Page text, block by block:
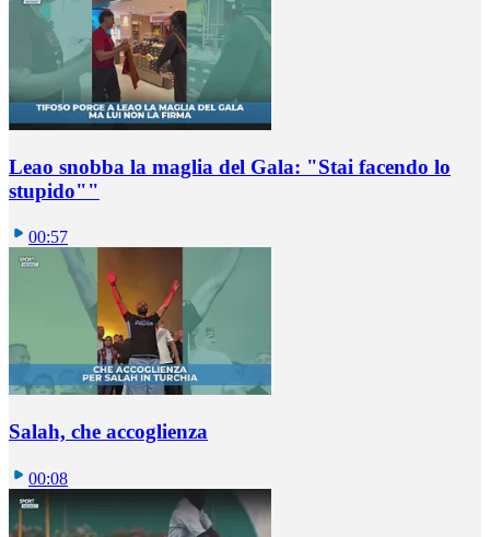
Leao snobba la maglia del Gala: "Stai facendo lo
stupido""
00:57
Salah, che accoglienza
00:08